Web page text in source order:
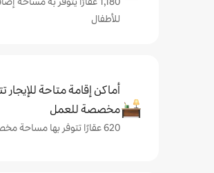
للأطفال
أماكن إقامة متاحة للإيجار
مخصصة للعمل
620 عقارًا تتوفر بها مساحة مخصصة للعمل